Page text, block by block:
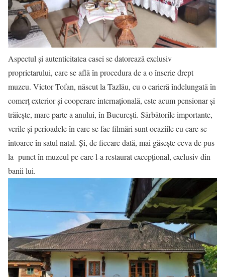
Aspectul și autenticitatea casei se datorează exclusiv
proprietarului, care se află în procedura de a o înscrie drept
muzeu. Victor Tofan, născut la Tazlău, cu o carieră îndelungată în
comerţ exterior și cooperare internațională, este acum pensionar și
trăiește, mare parte a anului, în București. Sărbătorile importante,
verile și perioadele în care se fac filmări sunt ocaziile cu care se
întoarce în satul natal. Și, de fiecare dată, mai găsește ceva de pus
la punct în muzeul pe care l-a restaurat excepțional, exclusiv din
banii lui.